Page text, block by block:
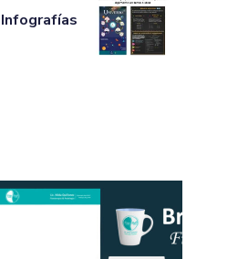
Infografías